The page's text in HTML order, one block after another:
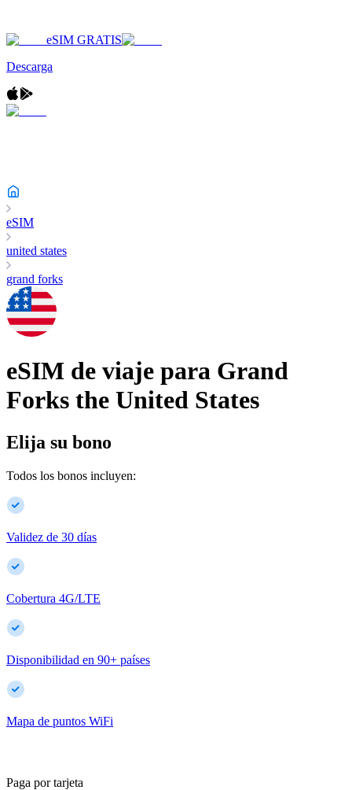
eSIM GRATIS
Descarga
eSIM
united states
grand forks
eSIM de viaje para Grand
Forks the United States
Elija su bono
Todos los bonos incluyen:
Validez de 30 días
Cobertura 4G/LTE
Disponibilidad en 90+ países
Mapa de puntos WiFi
Paga por tarjeta